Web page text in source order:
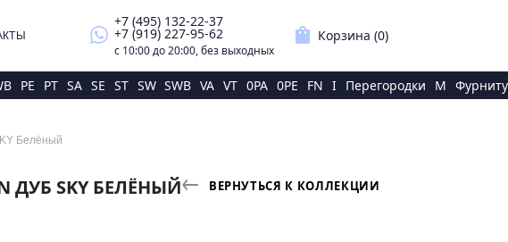
whatsapp
+7 (495) 132-22-37
+7 (919) 227-95-62
с 10:00 до 20:00, без выходных
shopping_bag Корзина (0)
PE PT SA SE ST SW SWB VA VT 0PA 0PE FN I Перегородки M
Белёный
ДУБ SKY БЕЛЁНЫЙ ВЕРНУТЬСЯ К КОЛЛЕКЦИИ